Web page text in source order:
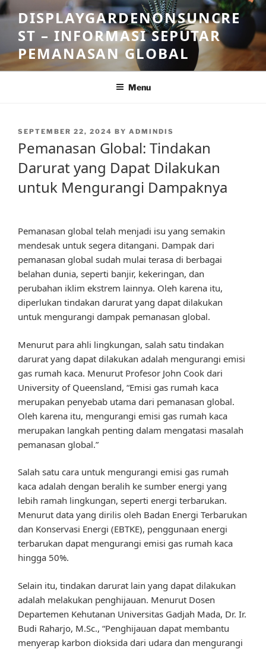
Skip
to
content
DISPLAYGARDENONSUNCRE
ST – INFORMASI SEPUTAR
PEMANASAN GLOBAL
Menu
POSTED
SEPTEMBER 22, 2024 BY ADMINDIS
Pemanasan Global: Tindakan
Darurat yang Dapat Dilakukan
untuk Mengurangi Dampaknya
Pemanasan global telah menjadi isu yang semakin
mendesak untuk segera ditangani. Dampak dari
pemanasan global sudah mulai terasa di berbagai
belahan dunia, seperti banjir, kekeringan, dan
perubahan iklim ekstrem lainnya. Oleh karena itu,
diperlukan tindakan darurat yang dapat dilakukan
untuk mengurangi dampak pemanasan global.
Menurut para ahli lingkungan, salah satu tindakan
darurat yang dapat dilakukan adalah mengurangi emisi
gas rumah kaca. Menurut Profesor John Cook dari
University of Queensland, “Emisi gas rumah kaca
merupakan penyebab utama dari pemanasan global.
Oleh karena itu, mengurangi emisi gas rumah kaca
merupakan langkah penting dalam mengatasi masalah
pemanasan global.”
Salah satu cara untuk mengurangi emisi gas rumah
kaca adalah dengan beralih ke sumber energi yang
lebih ramah lingkungan, seperti energi terbarukan.
Menurut data yang dirilis oleh Badan Energi Terbarukan
dan Konservasi Energi (EBTKE), penggunaan energi
terbarukan dapat mengurangi emisi gas rumah kaca
hingga 50%.
Selain itu, tindakan darurat lain yang dapat dilakukan
adalah melakukan penghijauan. Menurut Dosen
Departemen Kehutanan Universitas Gadjah Mada, Dr. Ir.
Budi Raharjo, M.Sc., “Penghijauan dapat membantu
menyerap karbon dioksida dari udara dan mengurangi